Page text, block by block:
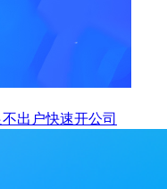
出户快速开公司